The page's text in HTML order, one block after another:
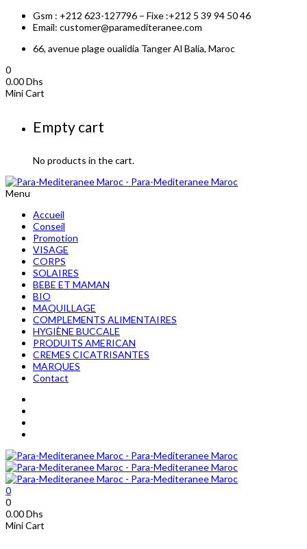
Gsm : +212 623-127796 – Fixe :+212 5 39 94 50 46
Email: customer@paramediteranee.com
66, avenue plage oualidia Tanger Al Balia, Maroc
0
0.00Dhs
Mini Cart
Empty cart
No products in the cart.
Menu
Accueil
Conseil
Promotion
VISAGE
CORPS
SOLAIRES
BEBE ET MAMAN
BIO
MAQUILLAGE
COMPLEMENTS ALIMENTAIRES
HYGIÈNE BUCCALE
PRODUITS AMERICAN
CREMES CICATRISANTES
MARQUES
Contact
0
0
0.00Dhs
Mini Cart